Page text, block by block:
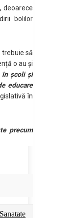
deoarece
bolilor
să
o au și
în şcoli şi
educare
în
precum
Sanatate